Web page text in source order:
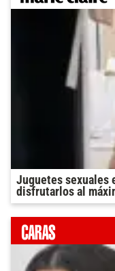
Juguetes sexuales
disfrutarlos al